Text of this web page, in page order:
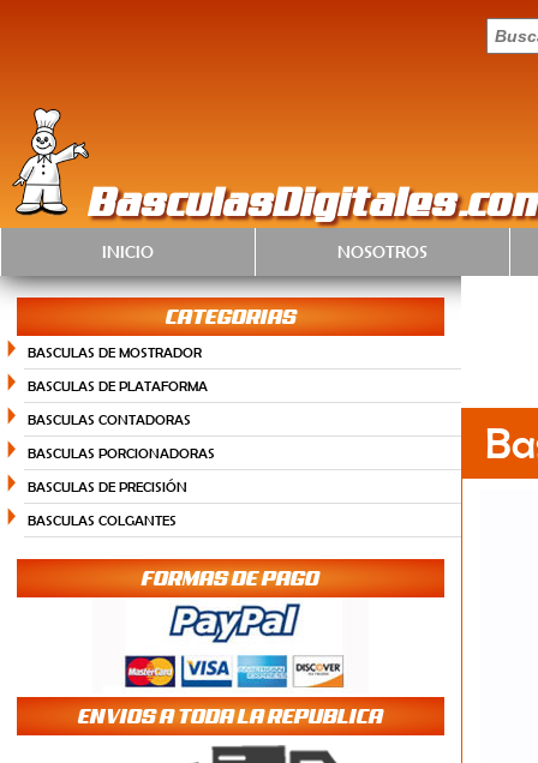
INICIO NOSOTROS
CATEGORIAS
BASCULAS DE MOSTRADOR
BASCULAS DE PLATAFORMA
BASCULAS CONTADORAS
BASCULAS PORCIONADORAS
BASCULAS DE PRECISIÓN
BASCULAS COLGANTES
FORMAS DE PAGO
ENVIOS A TODA LA REPUBLICA